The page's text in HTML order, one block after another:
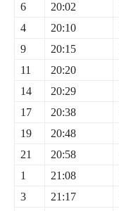
6
20:02
4
20:10
9
20:15
11
20:20
14
20:29
17
20:38
19
20:48
21
20:58
1
21:08
3
21:17